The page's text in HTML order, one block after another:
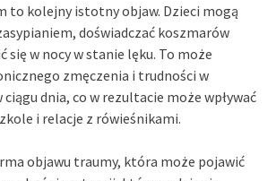
to kolejny istotny objaw. Dzieci mogą
doświadczać koszmarów
się w nocy w stanie lęku. To może
zmęczenia i trudności w
dnia, co w rezultacie może wpływać
i relacje z rówieśnikami.
objawu traumy, która może pojawić